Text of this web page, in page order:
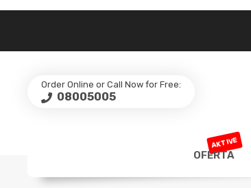
Order Online or Call Now for Free:
08005005
OFERTA
AKTIVE